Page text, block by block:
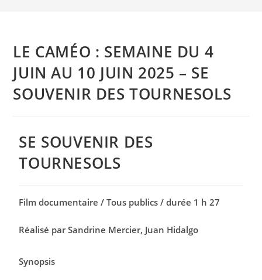
LE CAMÉO : SEMAINE DU 4
JUIN AU 10 JUIN 2025 – SE
SOUVENIR DES TOURNESOLS
SE SOUVENIR DES
TOURNESOLS
Film documentaire / Tous publics / durée 1 h 27
Réalisé par Sandrine Mercier, Juan Hidalgo
Synopsis